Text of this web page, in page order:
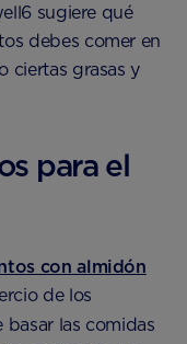
sugiere qué
debes comer en
ciertas grasas y
para el
con almidón
de los
basar las comidas